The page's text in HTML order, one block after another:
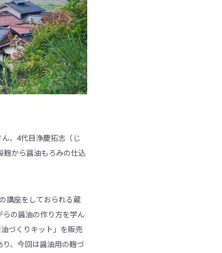
、4代目浄慶拓志（じ
麹から醤油もろみの仕込
講座をしておられる蔵
の醤油の作り方を学ん
づくりキット」を販売
、今回は醤油用の麹づ